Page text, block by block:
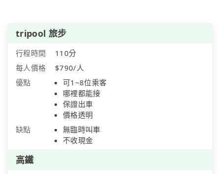
tripool 旅步
行程時間
110分
每人價格
$790/人
優點
可1~8位乘客
哪裡都能接
保證出車
價格透明
缺點
無臨時叫車
不收現金
高鐵